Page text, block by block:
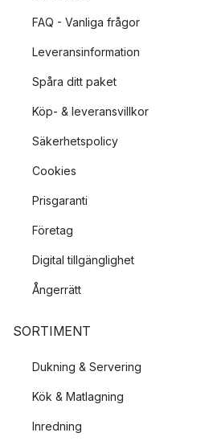
FAQ - Vanliga frågor
Leveransinformation
Spåra ditt paket
Köp- & leveransvillkor
Säkerhetspolicy
Cookies
Prisgaranti
Företag
Digital tillgänglighet
Ångerrätt
SORTIMENT
Dukning & Servering
Kök & Matlagning
Inredning